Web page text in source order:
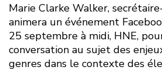
Marie Clarke Walker,
animera un événement
25 septembre à midi, HNE,
conversation au sujet des
genres dans le contexte des